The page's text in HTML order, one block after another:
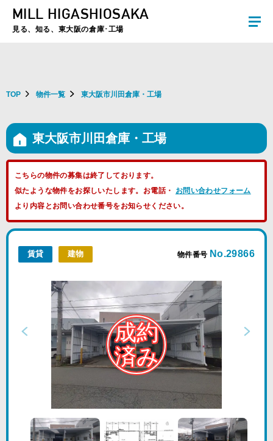
夏季休暇のお知らせ：2026年8月8日(土)～8月16日(日)まで休業とさせていた
MILL HIGASHIOSAKA
見る、知る、東大阪の倉庫･工場
TOP 物件一覧 東大阪市川田倉庫・工場
東大阪市川田倉庫・工場
こちらの物件の募集は終了しております。
似たような物件をお探しいたします。お電話・ お問い合わせフォーム
より内容とお問い合わせ番号をお知らせください。
賃貸 建物 物件番号 No.29866